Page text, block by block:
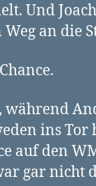
Und
an die
während
ins
auf den
gar nicht